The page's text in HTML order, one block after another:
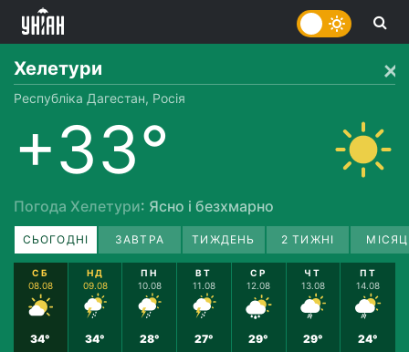
Хелетури
Республіка Дагестан, Росія
+33°
Погода Хелетури: Ясно і безхмарно
СЬОГОДНІ ЗАВТРА ТИЖДЕНЬ 2 ТИЖНІ
СБ
08.08
34°
НД
09.08
34°
ПН
10.08
28°
ВТ
11.08
27°
СР
12.08
29°
ЧТ
13.08
29°
ПТ
14.08
24°